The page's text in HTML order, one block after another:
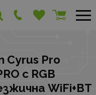
Cyrus Pro
с RGB
WiFi+BT